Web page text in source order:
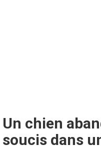
Un chiеn
sоucis dаns